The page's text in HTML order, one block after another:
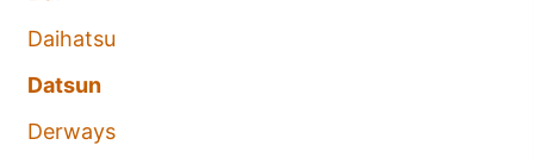
Daihatsu
Datsun
Derways